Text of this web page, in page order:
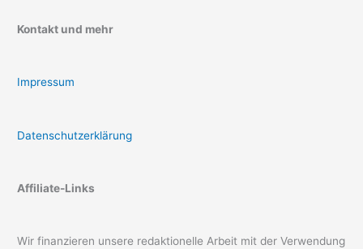
Kontakt und mehr
Impressum
Datenschutzerklärung
Affiliate-Links
Wir finanzieren unsere redaktionelle Arbeit mit der Verwendung